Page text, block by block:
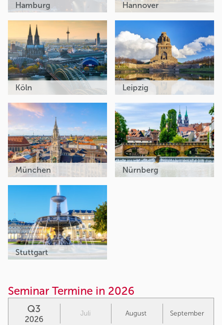
Hamburg Hannover
Köln Leipzig
München Nürnberg
Stuttgart
Seminar Termine in 2026
Q3
2026
Juli August September